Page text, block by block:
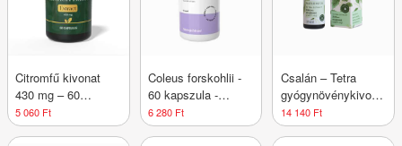
Citromfű kivonat
430 mg – 60
kapszula –
Herbatica
5 060 Ft
Coleus forskohlii -
60 kapszula -
Epigemic®
6 280 Ft
Csalán – Tetra
gyógynövénykivonat
– 15 ml –
Naturmeda
14 140 Ft